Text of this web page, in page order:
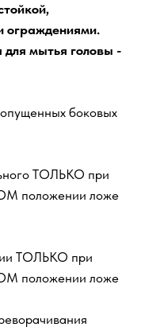
ограждениями.
мытья головы -
боковых
ТОЛЬКО при
положении ложе
ТОЛЬКО при
положении ложе